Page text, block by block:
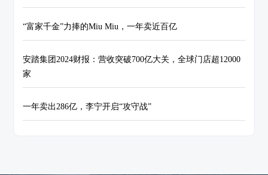
“富家千金”力捧的Miu Miu，一年卖近百亿
安踏集团2024财报：营收突破700亿大关，全球门店超12000
家
一年卖出286亿，李宁开启“攻守战”